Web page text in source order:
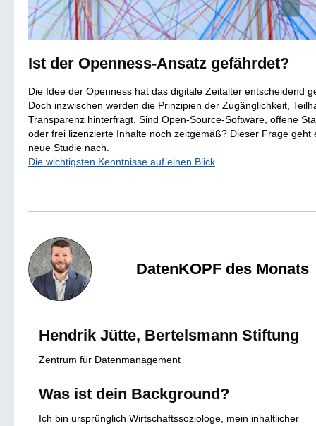
Ist der Openness-Ansatz gefährdet?
Die Idee der Openness hat das digitale Zeitalter entscheidend
Doch inzwischen werden die Prinzipien der Zugänglichkeit,
Transparenz hinterfragt. Sind Open-Source-Software, offene
oder frei lizenzierte Inhalte noch zeitgemäß? Dieser Frage geht
neue Studie nach.
Die wichtigsten Kenntnisse auf einen Blick
DatenKOPF des Monats
Hendrik Jütte, Bertelsmann Stiftung
Zentrum für Datenmanagement
Was ist dein Background?
Ich bin ursprünglich Wirtschaftssoziologe, mein inhaltlicher